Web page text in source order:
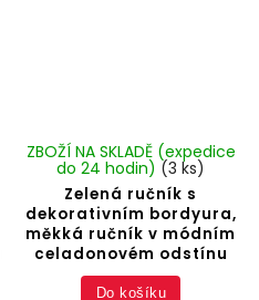
Zelená ručník s
dekorativním bordyura,
měkká ručník v módním
celadonovém odstínu
ZBOŽÍ NA SKLADĚ (expedice
do 24 hodin) (3 ks)
Do košíku